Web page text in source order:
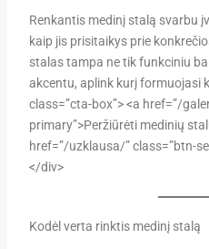
Renkantis medinį stalą svarbu
kaip jis prisitaikys prie
stalas tampa ne tik funkciniu
akcentu, aplink kurį formuojasi
class=”cta-box”> <a href=”/
primary”>Peržiūrėti medinių
href=”/uzklausa/” class=”btn-
</div>
Kodėl verta rinktis medinį stalą